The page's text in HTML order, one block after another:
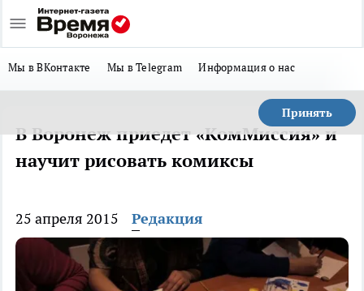
Мы в ВКонтакте Мы в Telegram Информация о нас
Принять
В Воронеж приедет «КомМиссия» и
научит рисовать комиксы
25 апреля 2015 Редакция